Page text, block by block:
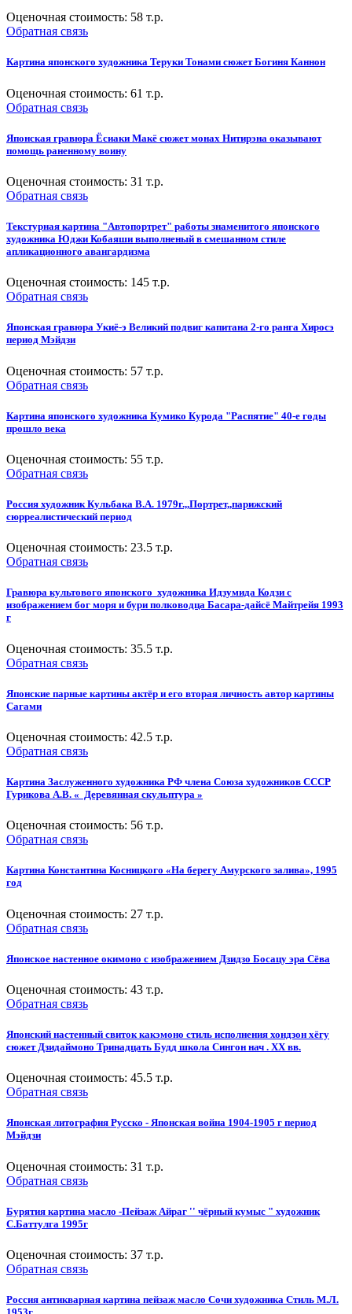
Оценочная стоимость: 58 т.р.
Обратная связь
Картина японского художника Теруки Тонами сюжет Богиня Каннон
Оценочная стоимость: 61 т.р.
Обратная связь
Японская гравюра Ёсиаки Макё сюжет монах Нитирэна оказывают
помощь раненному воину
Оценочная стоимость: 31 т.р.
Обратная связь
Текстурная картина "Автопортрет" работы знаменитого японского
художника Юджи Кобаяши выполненый в смешанном стиле
апликационного авангардизма
Оценочная стоимость: 145 т.р.
Обратная связь
Японская гравюра Укиё-э Великий подвиг капитана 2-го ранга Хиросэ
период Мэйдзи
Оценочная стоимость: 57 т.р.
Обратная связь
Картина японского художника Кумико Курода "Распятие" 40-е годы
прошло века
Оценочная стоимость: 55 т.р.
Обратная связь
Россия художник Кульбака В.А. 1979г.,,Портрет,,парижский
сюрреалистический период
Оценочная стоимость: 23.5 т.р.
Обратная связь
Гравюра культового японского художника Идзумида Кодзи с
изображением бог моря и бури полководца Басара-дайсё Майтрейя 1993
г
Оценочная стоимость: 35.5 т.р.
Обратная связь
Японские парные картины актёр и его вторая личность автор картины
Сагами
Оценочная стоимость: 42.5 т.р.
Обратная связь
Картина Заслуженного художника РФ члена Союза художников СССР
Гурикова А.В. « Деревянная скульптура »
Оценочная стоимость: 56 т.р.
Обратная связь
Картина Константина Косницкого «На берегу Амурского залива», 1995
год
Оценочная стоимость: 27 т.р.
Обратная связь
Японское настенное окимоно с изображением Дзидзо Босацу эра Сёва
Оценочная стоимость: 43 т.р.
Обратная связь
Японский настенный свиток какэмоно стиль исполнения хондзон хёгу
сюжет Дзидаймоно Тринадцать Будд школа Сингон нач . XX вв.
Оценочная стоимость: 45.5 т.р.
Обратная связь
Японская литография Русско - Японская война 1904-1905 г период
Мэйдзи
Оценочная стоимость: 31 т.р.
Обратная связь
Бурятия картина масло -Пейзаж Айраг '' чёрный кумыс " художник
С.Баттулга 1995г
Оценочная стоимость: 37 т.р.
Обратная связь
Россия антикварная картина пейзаж масло Сочи художника Стиль М.Л.